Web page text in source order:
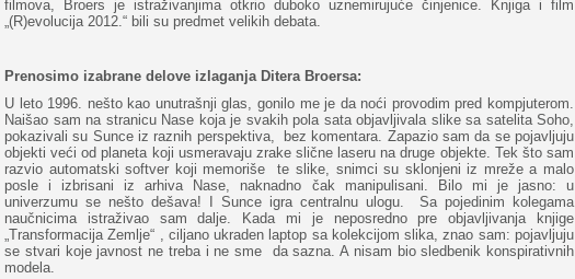
filmova, Broers je istraživanjima otkrio duboko uznemirujuće činjenice. Knjiga i film
„(R)evolucija 2012.“ bili su predmet velikih debata.
Prenosimo izabrane delove izlaganja Ditera Broersa:
U leto 1996. nešto kao unutrašnji glas, gonilo me je da noći provodim pred kompjuterom.
Naišao sam na stranicu Nase koja je svakih pola sata objavljivala slike sa satelita Soho,
pokazivali su Sunce iz raznih perspektiva, bez komentara. Zapazio sam da se pojavljuju
objekti veći od planeta koji usmeravaju zrake slične laseru na druge objekte. Tek što sam
razvio automatski softver koji memoriše te slike, snimci su sklonjeni iz mreže a malo
posle i izbrisani iz arhiva Nase, naknadno čak manipulisani. Bilo mi je jasno: u
univerzumu se nešto dešava! I Sunce igra centralnu ulogu. Sa pojedinim kolegama
naučnicima istraživao sam dalje. Kada mi je neposredno pre objavljivanja knjige
„Transformacija Zemlje“ , ciljano ukraden laptop sa kolekcijom slika, znao sam: pojavljuju
se stvari koje javnost ne treba i ne sme da sazna. A nisam bio sledbenik konspirativnih
modela.